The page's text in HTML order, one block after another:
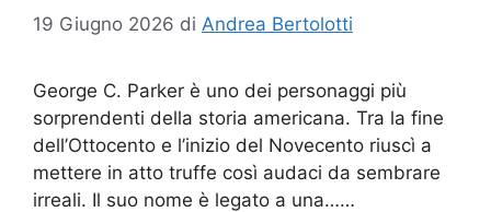
19 Giugno 2026 di Andrea Bertolotti
George C. Parker è uno dei personaggi più
sorprendenti della storia americana. Tra la fine
dell’Ottocento e l’inizio del Novecento riuscì a
mettere in atto truffe così audaci da sembrare
irreali. Il suo nome è legato a una……